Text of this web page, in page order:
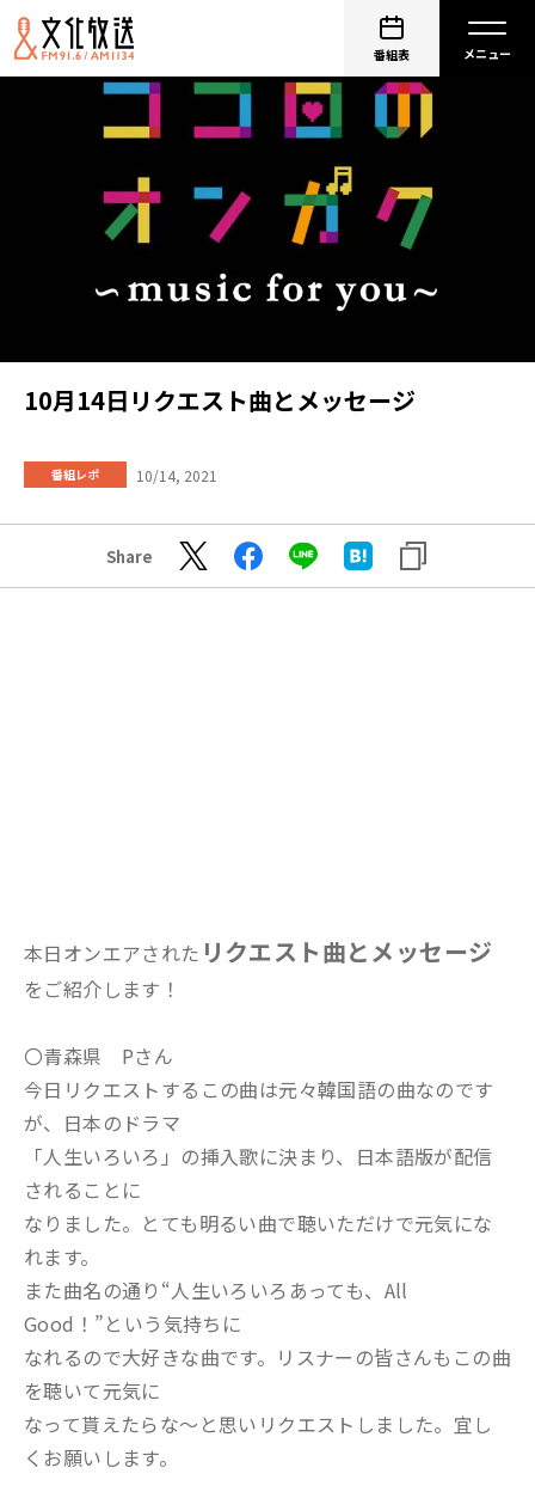
番組表
10月14日リクエスト曲とメッセージ
番組レポ 10/14, 2021
Share
本日オンエアされた リクエスト曲とメッセージ
をご紹介します！
〇青森県 Pさん
今日リクエストするこの曲は元々韓国語の曲なのです
が、日本のドラマ
「人生いろいろ」の挿入歌に決まり、日本語版が配信
されることに
なりました。とても明るい曲で聴いただけで元気にな
れます。
また曲名の通り“人生いろいろあっても、All
Good！”という気持ちに
なれるので大好きな曲です。リスナーの皆さんもこの曲
を聴いて元気に
なって貰えたらな～と思いリクエストしました。宜し
くお願いします。